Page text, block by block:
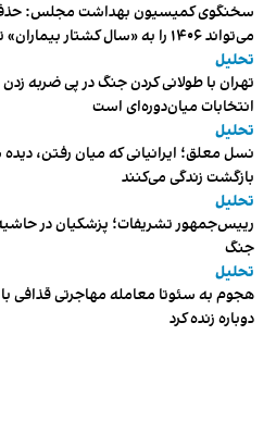
سخنگوی کمیسیون بهداشت مجلس: حذف
می‌تواند ۱۴۰۶ را به «سال کشتار بیماران» تبدیل کند
تحلیل
تهران با طولانی کردن جنگ در پی ضربه
انتخابات میان‌دوره‌ای است
تحلیل
نسل معلق؛ ایرانیانی که میان رفتن،
بازگشت زندگی می‌کنند
تحلیل
رییس‌جمهور تشریفات؛ پزشکیان در
جنگ
تحلیل
هجوم به سئوتا معامله مهاجرتی قذافی با
دوباره زنده کرد